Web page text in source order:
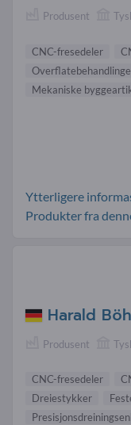
Produsent
CNC-fresedeler
Mekaniske
Ytterligere
Produkter fra
Harald
Produsent
CNC-fresedeler
Dreiestykker